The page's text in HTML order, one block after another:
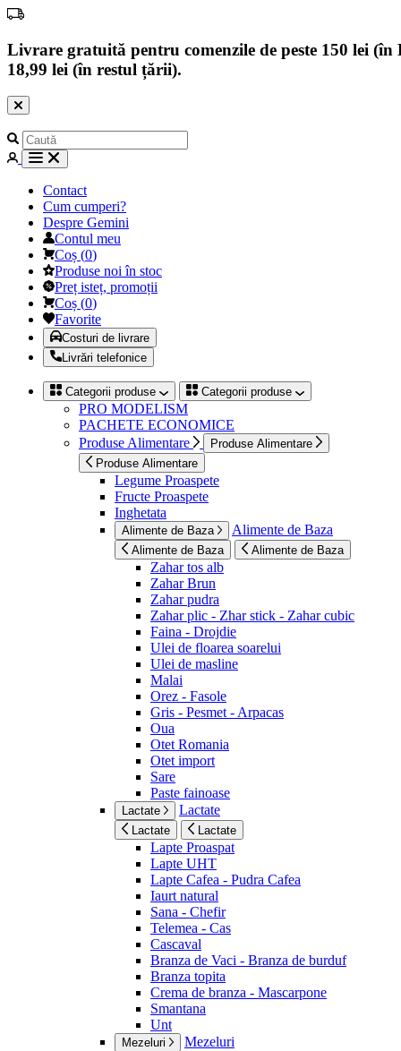
Livrare gratuită pentru comenzile de peste 150 lei
18,99 lei (în restul țării).
Contact
Cum cumperi?
Despre Gemini
Contul meu
Coș (0)
Produse noi în stoc
Preț isteț, promoții
Coș (0)
Favorite
Costuri de livrare
Livrări telefonice
Categorii produse Categorii produse
PRO MODELISM
PACHETE ECONOMICE
Produse Alimentare
Produse Alimentare
Produse Alimentare
Legume Proaspete
Fructe Proaspete
Inghetata
Alimente de Baza Alimente de Baza
Alimente de Baza Alimente de Baza
Zahar tos alb
Zahar Brun
Zahar pudra
Zahar plic - Zhar stick - Zahar cubic
Faina - Drojdie
Ulei de floarea soarelui
Ulei de masline
Malai
Orez - Fasole
Gris - Pesmet - Arpacas
Oua
Otet Romania
Otet import
Sare
Paste fainoase
Lactate Lactate
Lactate Lactate
Lapte Proaspat
Lapte UHT
Lapte Cafea - Pudra Cafea
Iaurt natural
Sana - Chefir
Telemea - Cas
Cascaval
Branza de Vaci - Branza de burduf
Branza topita
Crema de branza - Mascarpone
Smantana
Unt
Mezeluri Mezeluri